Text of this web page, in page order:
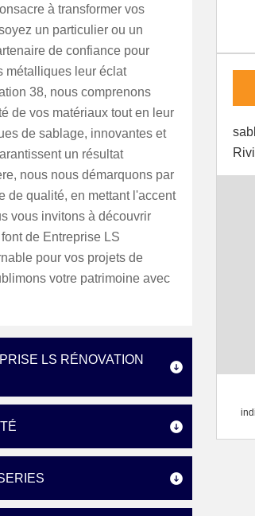
à transformer vos
un particulier ou un
de confiance pour
métalliques leur éclat
38, nous comprenons
de vos matériaux tout en leur
de sablage, innovantes et
un résultat
nous nous démarquons par
de qualité, en mettant l'accent
vous invitons à découvrir
de Entreprise LS
pour vos projets de
votre patrimoine avec
LS RÉNOVATION